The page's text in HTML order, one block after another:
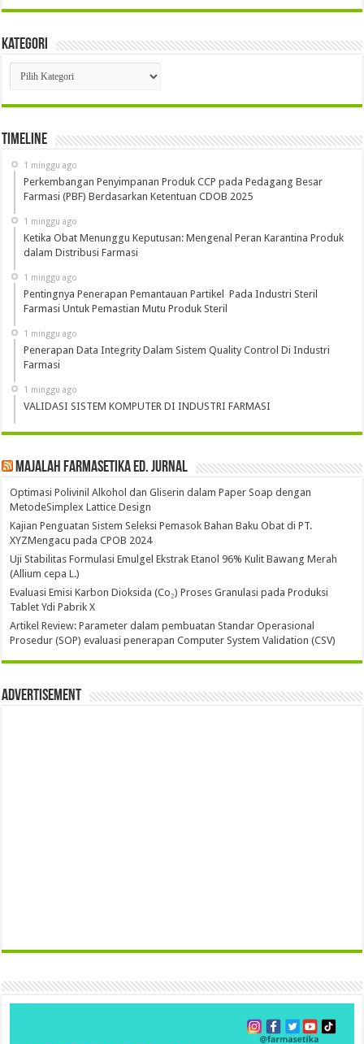
Kategori
Kategori
Timeline
1 minggu ago
Perkembangan Penyimpanan Produk CCP pada Pedagang Besar
Farmasi (PBF) Berdasarkan Ketentuan CDOB 2025
1 minggu ago
Ketika Obat Menunggu Keputusan: Mengenal Peran Karantina Produk
dalam Distribusi Farmasi
1 minggu ago
Pentingnya Penerapan Pemantauan Partikel Pada Industri Steril
Farmasi Untuk Pemastian Mutu Produk Steril
1 minggu ago
Penerapan Data Integrity Dalam Sistem Quality Control Di Industri
Farmasi
1 minggu ago
VALIDASI SISTEM KOMPUTER DI INDUSTRI FARMASI
Majalah Farmasetika Ed. Jurnal
Optimasi Polivinil Alkohol dan Gliserin dalam Paper Soap dengan
MetodeSimplex Lattice Design
Kajian Penguatan Sistem Seleksi Pemasok Bahan Baku Obat di PT.
XYZMengacu pada CPOB 2024
Uji Stabilitas Formulasi Emulgel Ekstrak Etanol 96% Kulit Bawang Merah
(Allium cepa L.)
Evaluasi Emisi Karbon Dioksida (Co₂) Proses Granulasi pada Produksi
Tablet Ydi Pabrik X
Artikel Review: Parameter dalam pembuatan Standar Operasional
Prosedur (SOP) evaluasi penerapan Computer System Validation (CSV)
Advertisement